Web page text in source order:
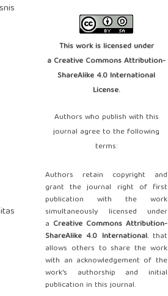
This work is licensed under
a Creative Commons Attribution-
ShareAlike 4.0 International
License.
Authors who publish with this
journal agree to the following
terms:
Authors retain copyright and
grant the journal right of first
publication with the work
simultaneously licensed under
a Creative Commons Attribution-
ShareAlike 4.0 International.that
allows others to share the work
with an acknowledgement of the
work's authorship and initial
publication in this journal.